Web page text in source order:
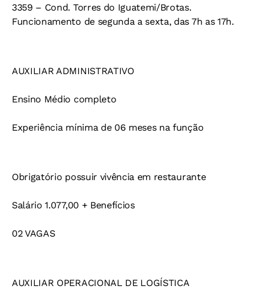
3359 – Cond. Torres do Iguatemi/Brotas.
Funcionamento de segunda a sexta, das 7h as 17h.
AUXILIAR ADMINISTRATIVO
Ensino Médio completo
Experiência mínima de 06 meses na função
Obrigatório possuir vivência em restaurante
Salário 1.077,00 + Benefícios
02 VAGAS
AUXILIAR OPERACIONAL DE LOGÍSTICA